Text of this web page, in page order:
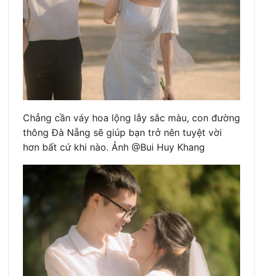
Chẳng cần váy hoa lộng lẫy sắc màu, con đường
thông Đà Nẵng sẽ giúp bạn trở nên tuyệt vời
hơn bất cứ khi nào. Ảnh @Bui Huy Khang